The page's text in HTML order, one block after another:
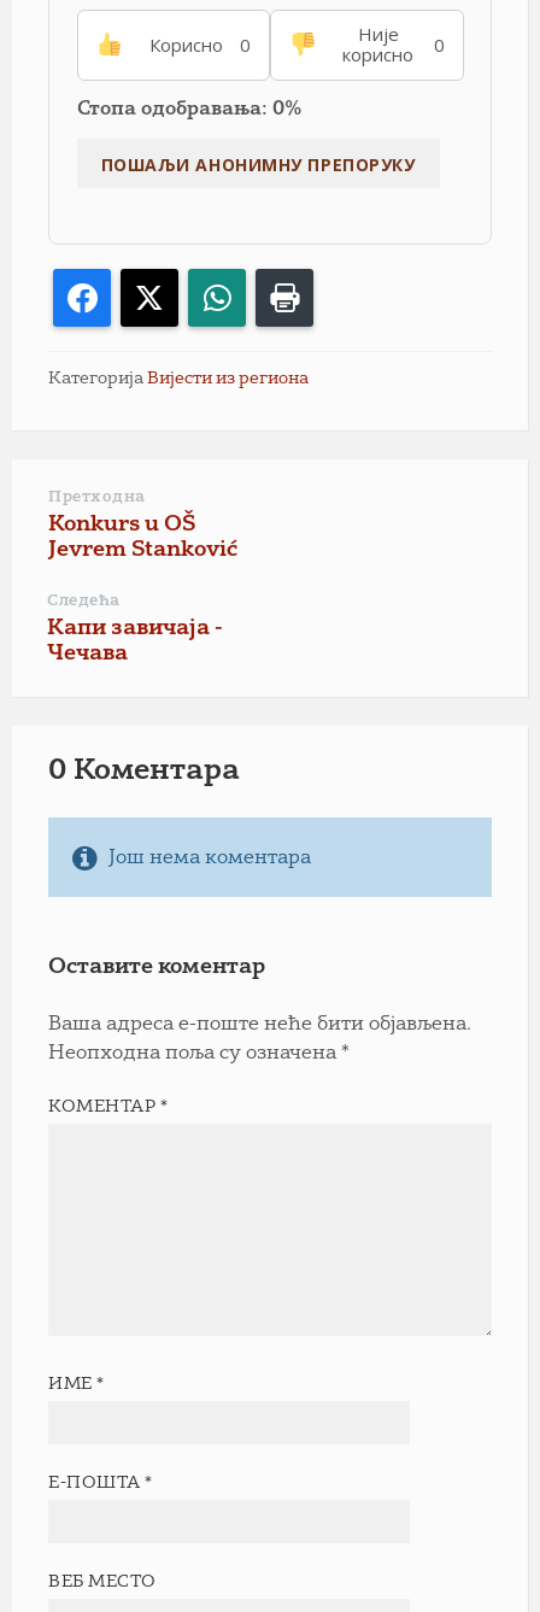
Корисно 0
Није
корисно
0
Стопа одобравања: 0%
Facebook WhatsApp
Категорија Вијести из региона
Претходна
Konkurs u OŠ
Jevrem Stanković
Следећа
Капи завичаја -
Чечава
0 Коментарa
Још нема коментара
Оставите коментар
Ваша адреса е-поште неће бити објављена.
Неопходна поља су означена *
КОМЕНТАР*
ИМЕ*
Е-ПОШТА*
ВЕБ МЕСТО